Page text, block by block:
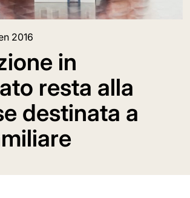
2016
in
resta alla
destinata a